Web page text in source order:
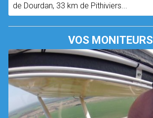
de Dourdan, 33 km de Pithiviers...
VOS MONITEURS